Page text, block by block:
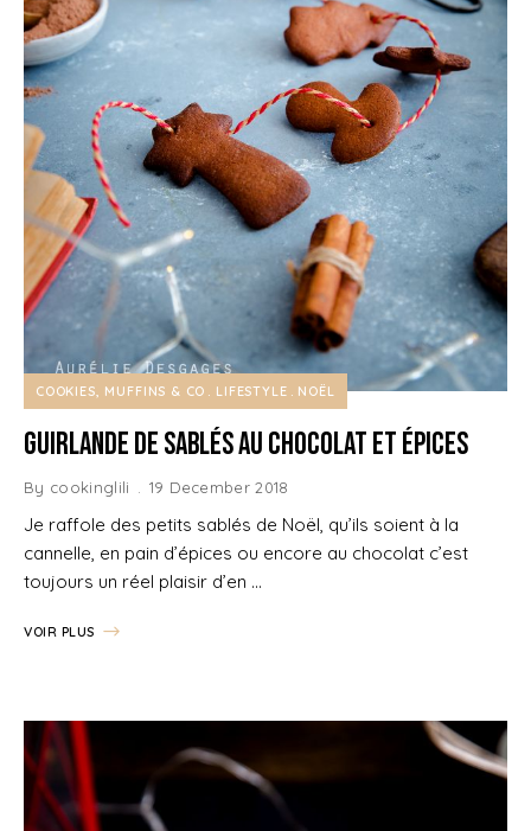
COOKIES, MUFFINS & CO LIFESTYLE NOËL
Guirlande de Sablés au Chocolat et épices
By cookinglili 19 December 2018
Je raffole des petits sablés de Noël, qu’ils soient à la
cannelle, en pain d’épices ou encore au chocolat c’est
toujours un réel plaisir d’en …
VOIR PLUS